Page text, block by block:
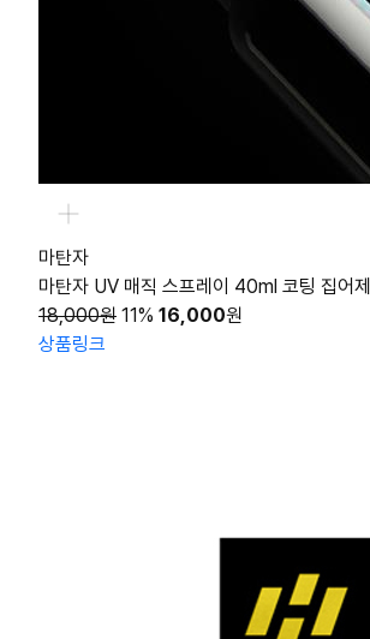
마탄자
마탄자 UV 매직 스프레이 40ml 코팅 집어제
18,000원 11% 16,000원
상품링크